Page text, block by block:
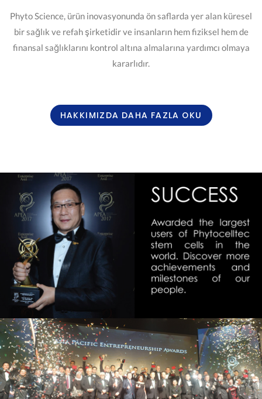
Phyto Science, ürün inovasyonunda ön saflarda yer alan küresel
bir sağlık ve refah şirketidir ve insanların hem fiziksel hem de
finansal sağlıklarını kontrol altına almalarına yardımcı olmaya
kararlıdır.
HAKKIMIZDA DAHA FAZLA OKU